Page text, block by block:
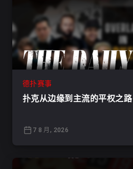
德扑赛事
扑克从边缘到主流的平权之路
7 8 月, 2026